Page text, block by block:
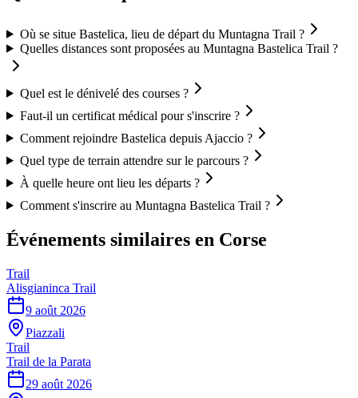
Où se situe Bastelica, lieu de départ du Muntagna Trail ?
Quelles distances sont proposées au Muntagna Bastelica Trail ?
Quel est le dénivelé des courses ?
Faut-il un certificat médical pour s'inscrire ?
Comment rejoindre Bastelica depuis Ajaccio ?
Quel type de terrain attendre sur le parcours ?
À quelle heure ont lieu les départs ?
Comment s'inscrire au Muntagna Bastelica Trail ?
Événements similaires en Corse
Trail
Alisgianinca Trail
9 août 2026
Piazzali
Trail
Trail de la Parata
29 août 2026